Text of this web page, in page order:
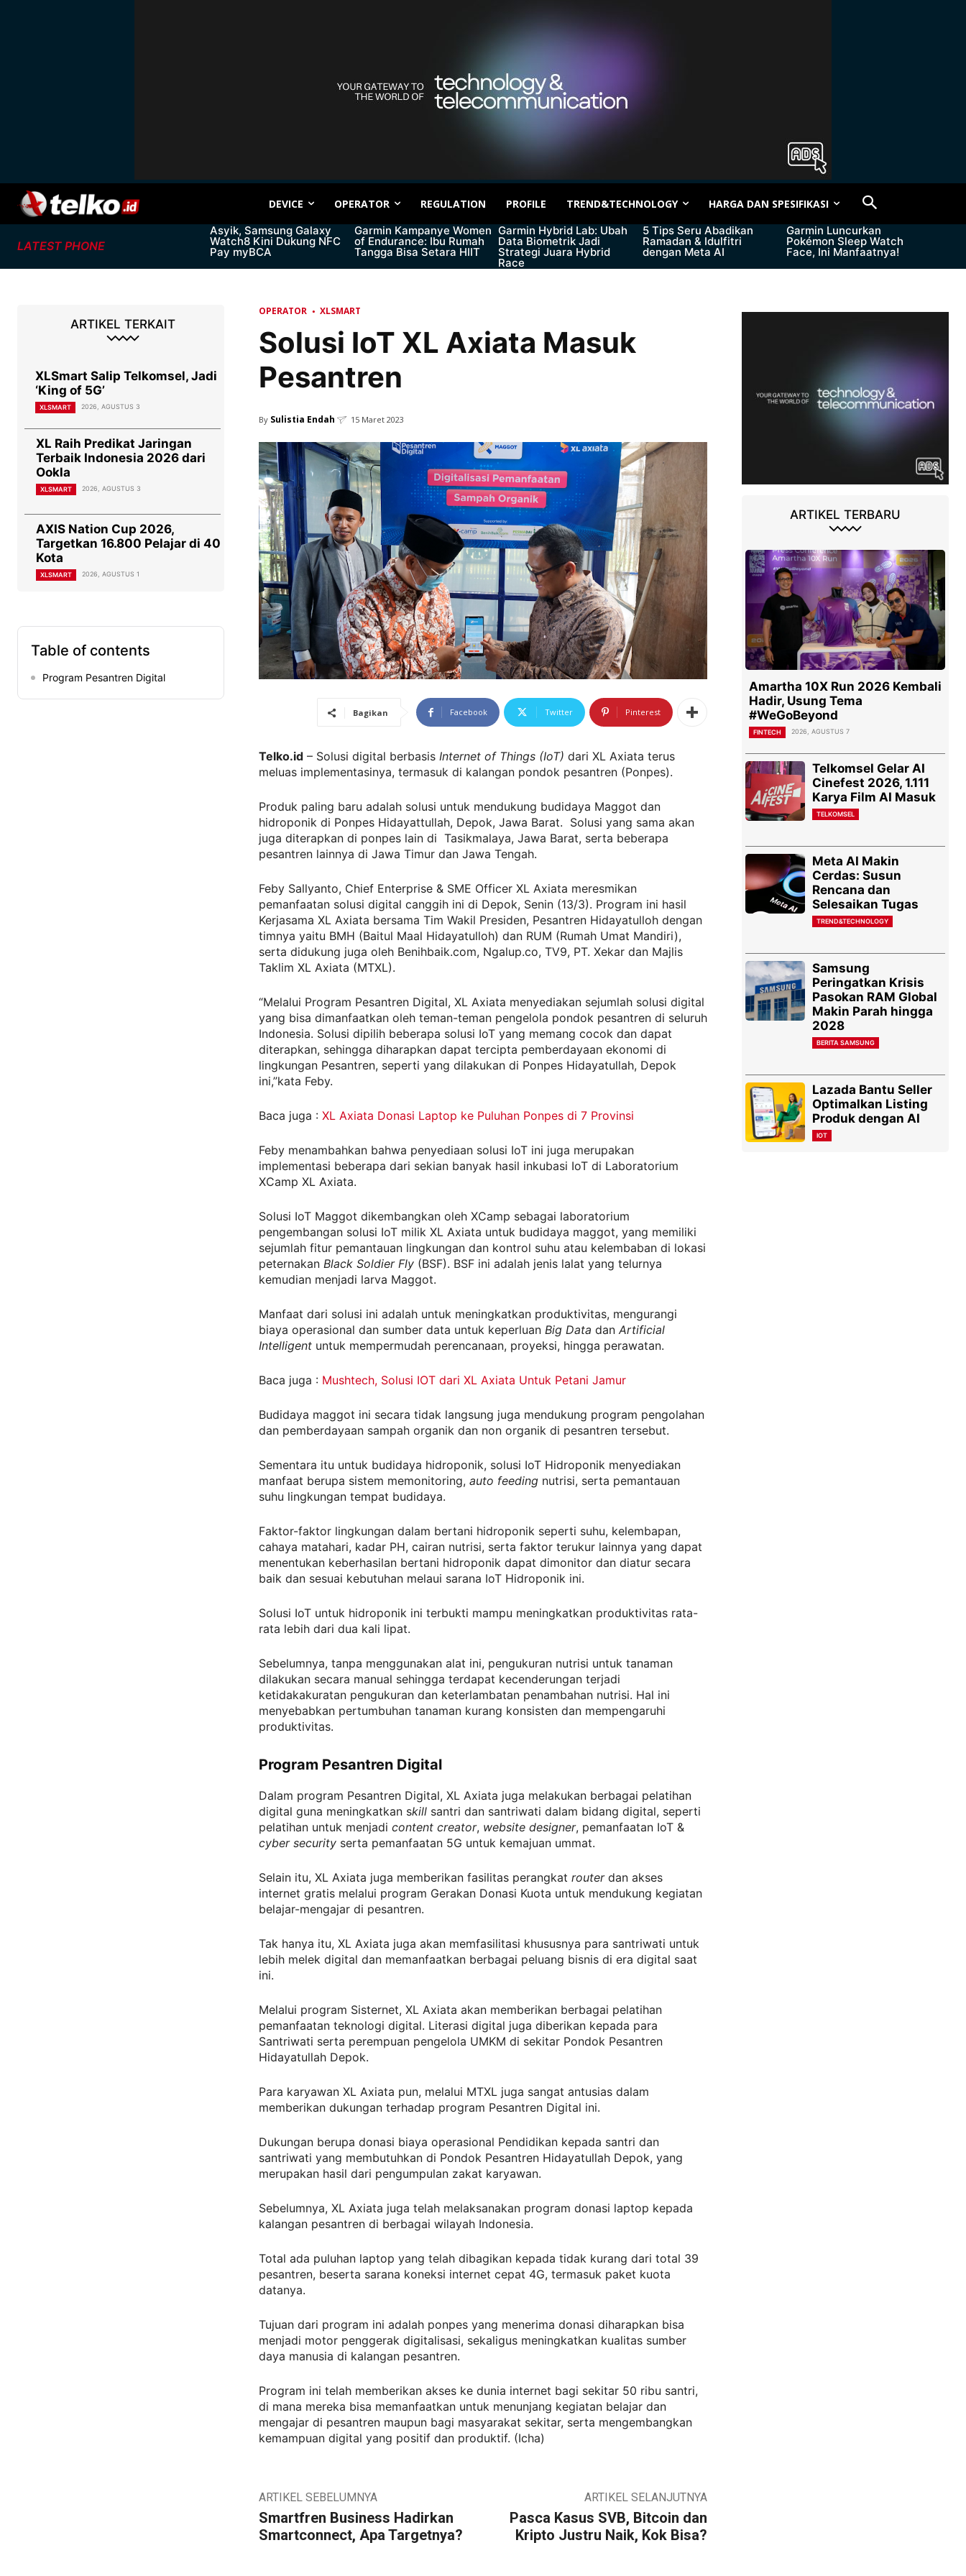
DEVICE OPERATOR REGULATION PROFILE TREND&TECHNOLOGY HARGA DAN SPESIFIKASI
LATEST PHONE
Asyik, Samsung Galaxy
Watch8 Kini Dukung NFC
Pay myBCA
Garmin Kampanye Women
of Endurance: Ibu Rumah
Tangga Bisa Setara HIIT
Garmin Hybrid Lab: Ubah
Data Biometrik Jadi
Strategi Juara Hybrid
Race
5 Tips Seru Abadikan
Ramadan & Idulfitri
dengan Meta AI
Garmin Luncurkan
Pokémon Sleep Watch
Face, Ini Manfaatnya!
ARTIKEL TERKAIT
XLSmart Salip Telkomsel, Jadi
‘King of 5G’
XLSMART 2026, AGUSTUS 3
XL Raih Predikat Jaringan
Terbaik Indonesia 2026 dari
Ookla
XLSMART 2026, AGUSTUS 3
AXIS Nation Cup 2026,
Targetkan 16.800 Pelajar di 40
Kota
XLSMART 2026, AGUSTUS 1
Table of contents
Program Pesantren Digital
OPERATOR XLSMART
Solusi IoT XL Axiata Masuk
Pesantren
By Sulistia Endah 15 Maret 2023
Bagikan Facebook Twitter Pinterest
Telko.id – Solusi digital berbasis Internet of Things (IoT) dari XL Axiata terus
meluas implementasinya, termasuk di kalangan pondok pesantren (Ponpes).
Produk paling baru adalah solusi untuk mendukung budidaya Maggot dan
hidroponik di Ponpes Hidayattullah, Depok, Jawa Barat. Solusi yang sama akan
juga diterapkan di ponpes lain di Tasikmalaya, Jawa Barat, serta beberapa
pesantren lainnya di Jawa Timur dan Jawa Tengah.
Feby Sallyanto, Chief Enterprise & SME Officer XL Axiata meresmikan
pemanfaatan solusi digital canggih ini di Depok, Senin (13/3). Program ini hasil
Kerjasama XL Axiata bersama Tim Wakil Presiden, Pesantren Hidayatulloh dengan
timnya yaitu BMH (Baitul Maal Hidayatulloh) dan RUM (Rumah Umat Mandiri),
serta didukung juga oleh Benihbaik.com, Ngalup.co, TV9, PT. Xekar dan Majlis
Taklim XL Axiata (MTXL).
“Melalui Program Pesantren Digital, XL Axiata menyediakan sejumlah solusi digital
yang bisa dimanfaatkan oleh teman-teman pengelola pondok pesantren di seluruh
Indonesia. Solusi dipilih beberapa solusi IoT yang memang cocok dan dapat
diterapkan, sehingga diharapkan dapat tercipta pemberdayaan ekonomi di
lingkungan Pesantren, seperti yang dilakukan di Ponpes Hidayatullah, Depok
ini,”kata Feby.
Baca juga : XL Axiata Donasi Laptop ke Puluhan Ponpes di 7 Provinsi
Feby menambahkan bahwa penyediaan solusi IoT ini juga merupakan
implementasi beberapa dari sekian banyak hasil inkubasi IoT di Laboratorium
XCamp XL Axiata.
Solusi IoT Maggot dikembangkan oleh XCamp sebagai laboratorium
pengembangan solusi IoT milik XL Axiata untuk budidaya maggot, yang memiliki
sejumlah fitur pemantauan lingkungan dan kontrol suhu atau kelembaban di lokasi
peternakan Black Soldier Fly (BSF). BSF ini adalah jenis lalat yang telurnya
kemudian menjadi larva Maggot.
Manfaat dari solusi ini adalah untuk meningkatkan produktivitas, mengurangi
biaya operasional dan sumber data untuk keperluan Big Data dan Artificial
Intelligent untuk mempermudah perencanaan, proyeksi, hingga perawatan.
Baca juga : Mushtech, Solusi IOT dari XL Axiata Untuk Petani Jamur
Budidaya maggot ini secara tidak langsung juga mendukung program pengolahan
dan pemberdayaan sampah organik dan non organik di pesantren tersebut.
Sementara itu untuk budidaya hidroponik, solusi IoT Hidroponik menyediakan
manfaat berupa sistem memonitoring, auto feeding nutrisi, serta pemantauan
suhu lingkungan tempat budidaya.
Faktor-faktor lingkungan dalam bertani hidroponik seperti suhu, kelembapan,
cahaya matahari, kadar PH, cairan nutrisi, serta faktor terukur lainnya yang dapat
menentukan keberhasilan bertani hidroponik dapat dimonitor dan diatur secara
baik dan sesuai kebutuhan melaui sarana IoT Hidroponik ini.
Solusi IoT untuk hidroponik ini terbukti mampu meningkatkan produktivitas rata-
rata lebih dari dua kali lipat.
Sebelumnya, tanpa menggunakan alat ini, pengukuran nutrisi untuk tanaman
dilakukan secara manual sehingga terdapat kecenderungan terjadi
ketidakakuratan pengukuran dan keterlambatan penambahan nutrisi. Hal ini
menyebabkan pertumbuhan tanaman kurang konsisten dan mempengaruhi
produktivitas.
Program Pesantren Digital
Dalam program Pesantren Digital, XL Axiata juga melakukan berbagai pelatihan
digital guna meningkatkan skill santri dan santriwati dalam bidang digital, seperti
pelatihan untuk menjadi content creator, website designer, pemanfaatan IoT &
cyber security serta pemanfaatan 5G untuk kemajuan ummat.
Selain itu, XL Axiata juga memberikan fasilitas perangkat routerdan akses
internet gratis melalui program Gerakan Donasi Kuota untuk mendukung kegiatan
belajar-mengajar di pesantren.
Tak hanya itu, XL Axiata juga akan memfasilitasi khususnya para santriwati untuk
lebih melek digital dan memanfaatkan berbagai peluang bisnis di era digital saat
ini.
Melalui program Sisternet, XL Axiata akan memberikan berbagai pelatihan
pemanfaatan teknologi digital. Literasi digital juga diberikan kepada para
Santriwati serta perempuan pengelola UMKM di sekitar Pondok Pesantren
Hidayatullah Depok.
Para karyawan XL Axiata pun, melalui MTXL juga sangat antusias dalam
memberikan dukungan terhadap program Pesantren Digital ini.
Dukungan berupa donasi biaya operasional Pendidikan kepada santri dan
santriwati yang membutuhkan di Pondok Pesantren Hidayatullah Depok, yang
merupakan hasil dari pengumpulan zakat karyawan.
Sebelumnya, XL Axiata juga telah melaksanakan program donasi laptop kepada
kalangan pesantren di berbagai wilayah Indonesia.
Total ada puluhan laptop yang telah dibagikan kepada tidak kurang dari total 39
pesantren, beserta sarana koneksi internet cepat 4G, termasuk paket kuota
datanya.
Tujuan dari program ini adalah ponpes yang menerima donasi diharapkan bisa
menjadi motor penggerak digitalisasi, sekaligus meningkatkan kualitas sumber
daya manusia di kalangan pesantren.
Program ini telah memberikan akses ke dunia internet bagi sekitar 50 ribu santri,
di mana mereka bisa memanfaatkan untuk menunjang kegiatan belajar dan
mengajar di pesantren maupun bagi masyarakat sekitar, serta mengembangkan
kemampuan digital yang positif dan produktif. (Icha)
ARTIKEL SEBELUMNYA
Smartfren Business Hadirkan
Smartconnect, Apa Targetnya?
ARTIKEL SELANJUTNYA
Pasca Kasus SVB, Bitcoin dan
Kripto Justru Naik, Kok Bisa?
ARTIKEL TERBARU
Amartha 10X Run 2026 Kembali
Hadir, Usung Tema
#WeGoBeyond
FINTECH 2026, AGUSTUS 7
Telkomsel Gelar AI
Cinefest 2026, 1.111
Karya Film AI Masuk
TELKOMSEL
Meta AI Makin
Cerdas: Susun
Rencana dan
Selesaikan Tugas
TREND&TECHNOLOGY
Samsung
Peringatkan Krisis
Pasokan RAM Global
Makin Parah hingga
2028
BERITA SAMSUNG
Lazada Bantu Seller
Optimalkan Listing
Produk dengan AI
IOT